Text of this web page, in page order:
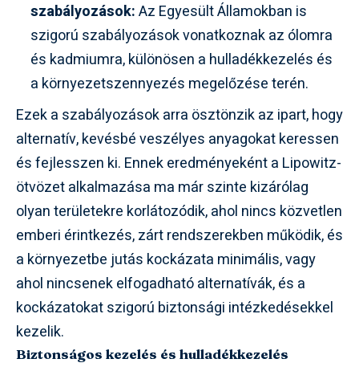
szabályozások:Az Egyesült Államokban is
szigorú szabályozások vonatkoznak az ólomra
és kadmiumra, különösen a hulladékkezelés és
a környezetszennyezés megelőzése terén.
Ezek a szabályozások arra ösztönzik az ipart, hogy
alternatív, kevésbé veszélyes anyagokat keressen
és fejlesszen ki. Ennek eredményeként a Lipowitz-
ötvözet alkalmazása ma már szinte kizárólag
olyan területekre korlátozódik, ahol nincs közvetlen
emberi érintkezés, zárt rendszerekben működik, és
a környezetbe jutás kockázata minimális, vagy
ahol nincsenek elfogadható alternatívák, és a
kockázatokat szigorú biztonsági intézkedésekkel
kezelik.
Biztonságos kezelés és hulladékkezelés